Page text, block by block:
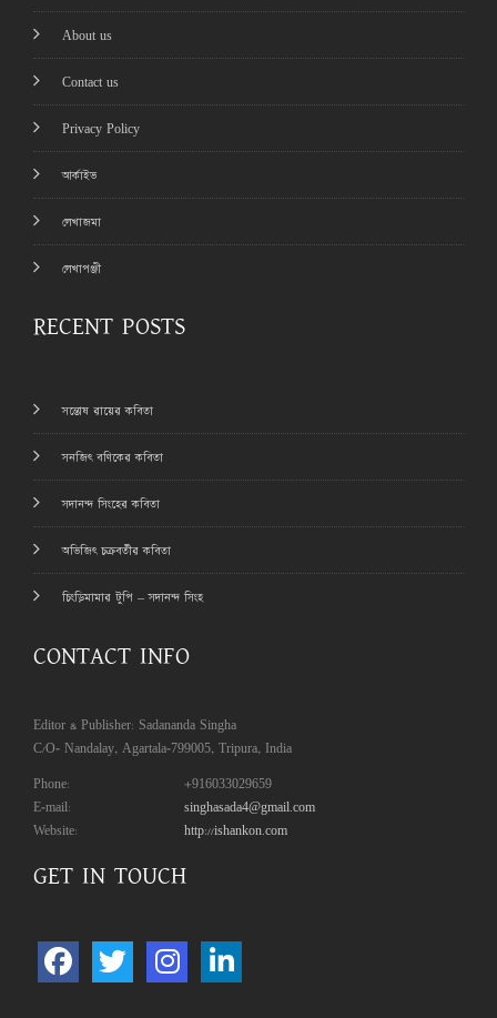
About us
Contact us
Privacy Policy
আর্কাইভ
লেখাজমা
লেখাপঞ্জী
RECENT POSTS
সন্তোষ রায়ের কবিতা
সনজিৎ বণিকের কবিতা
সদানন্দ সিংহের কবিতা
অভিজিৎ চক্রবর্তীর কবিতা
চিংড়িমামার টুপি – সদানন্দ সিংহ
CONTACT INFO
Editor & Publisher: Sadananda Singha
C/O- Nandalay, Agartala-799005, Tripura, India
Phone:
+916033029659
E-mail:
singhasada4@gmail.com
Website:
http://ishankon.com
GET IN TOUCH